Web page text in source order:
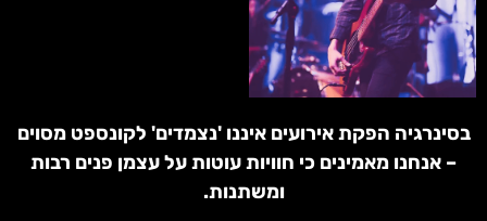
בסינרגיה הפקת אירועים איננו 'נצמדים' לקונספט מסוים
– אנחנו מאמינים כי חוויות עוטות על עצמן פנים רבות
ומשתנות.